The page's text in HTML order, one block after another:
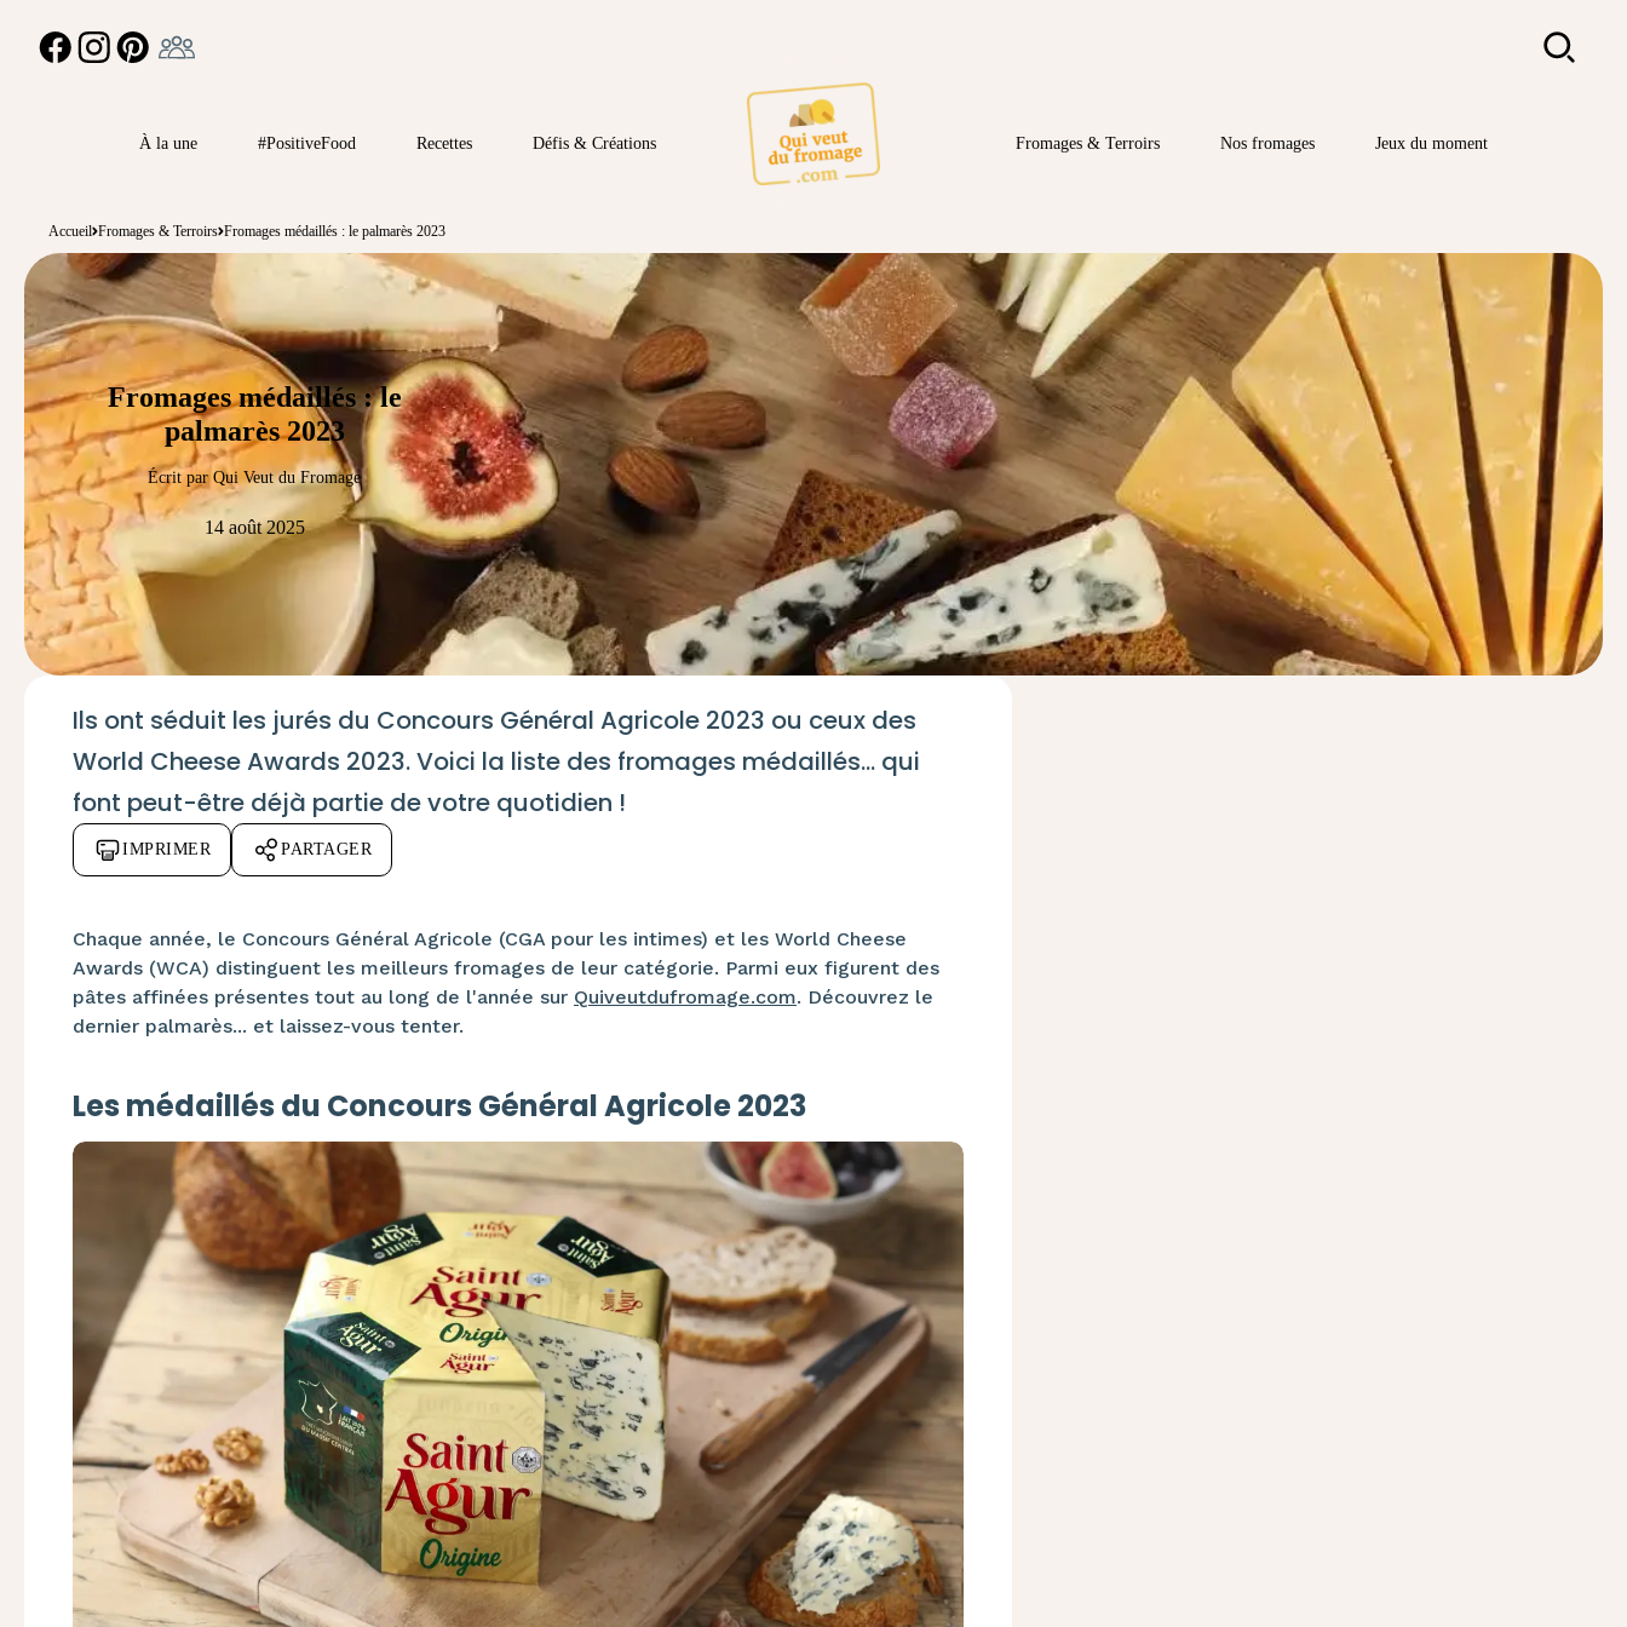
FACEBOOKINSTAGRAMPINTEREST Rechercher
À la une #PositiveFood Recettes Défis & Créations Fromages & Terroirs Nos fromages Jeux du moment
Accueil Fromages & Terroirs Fromages médaillés : le palmarès 2023
Fromages médaillés : le
palmarès 2023
Écrit par Qui Veut du Fromage
14 août 2025
Ils ont séduit les jurés du Concours Général Agricole 2023 ou ceux des
World Cheese Awards 2023. Voici la liste des fromages médaillés... qui
font peut-être déjà partie de votre quotidien !
IMPRIMER PARTAGER
Chaque année, le Concours Général Agricole (CGA pour les intimes) et les World Cheese
Awards (WCA) distinguent les meilleurs fromages de leur catégorie. Parmi eux figurent des
pâtes affinées présentes tout au long de l'année sur Quiveutdufromage.com. Découvrez le
dernier palmarès... et laissez-vous tenter.
Les médaillés du Concours Général Agricole 2023